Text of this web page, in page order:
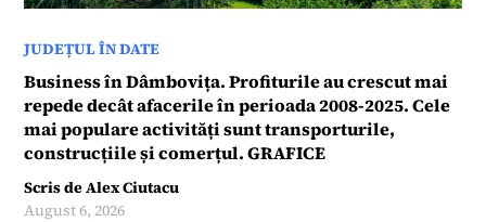
JUDEȚUL ÎN DATE
Business în Dâmbovița. Profiturile au crescut mai
repede decât afacerile în perioada 2008-2025. Cele
mai populare activități sunt transporturile,
construcțiile și comerțul. GRAFICE
Scris deAlex Ciutacu
August 6, 2026